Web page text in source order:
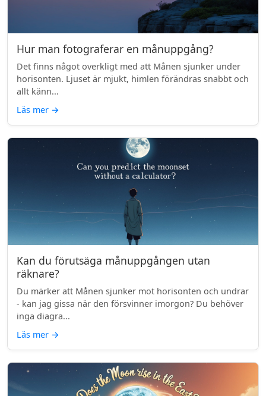
Hur man fotograferar en månuppgång?
Det finns något overkligt med att Månen sjunker under
horisonten. Ljuset är mjukt, himlen förändras snabbt och
allt känn...
Läs mer →
Kan du förutsäga månuppgången utan
räknare?
Du märker att Månen sjunker mot horisonten och undrar
- kan jag gissa när den försvinner imorgon? Du behöver
inga diagra...
Läs mer →